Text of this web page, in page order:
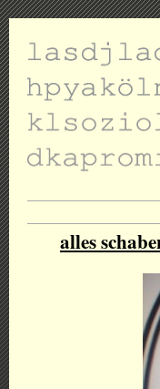
alles